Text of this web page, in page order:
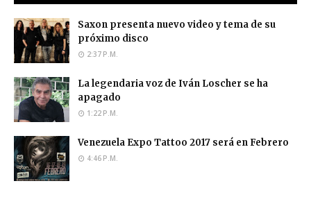
Saxon presenta nuevo video y tema de su
próximo disco
2:37 P.M.
La legendaria voz de Iván Loscher se ha
apagado
1:22 P.M.
Venezuela Expo Tattoo 2017 será en Febrero
4:46 P.M.